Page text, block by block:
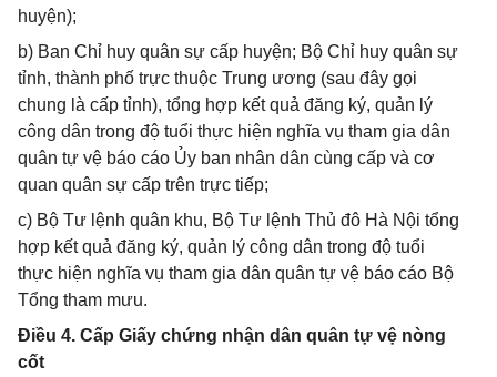
huyện);
b) Ban Chỉ huy quân sự cấp huyện; Bộ Chỉ huy quân sự
tỉnh, thành phố trực thuộc Trung ương (sau đây gọi
chung là cấp tỉnh), tổng hợp kết quả đăng ký, quản lý
công dân trong độ tuổi thực hiện nghĩa vụ tham gia dân
quân tự vệ báo cáo Ủy ban nhân dân cùng cấp và cơ
quan quân sự cấp trên trực tiếp;
c) Bộ Tư lệnh quân khu, Bộ Tư lệnh Thủ đô Hà Nội tổng
hợp kết quả đăng ký, quản lý công dân trong độ tuổi
thực hiện nghĩa vụ tham gia dân quân tự vệ báo cáo Bộ
Tổng tham mưu.
Điều 4. Cấp Giấy chứng nhận dân quân tự vệ nòng
cốt